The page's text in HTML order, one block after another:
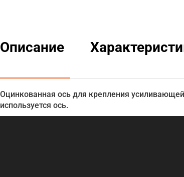
Описание
Оцинкованная ось для крепления
используется ось.